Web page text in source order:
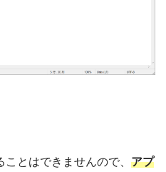
とはできませんので、 アプ